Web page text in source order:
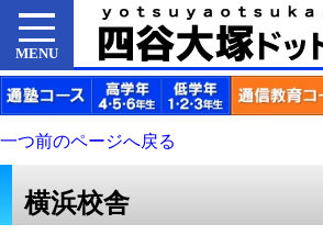
MENU
一つ前のページへ戻る
横浜校舎